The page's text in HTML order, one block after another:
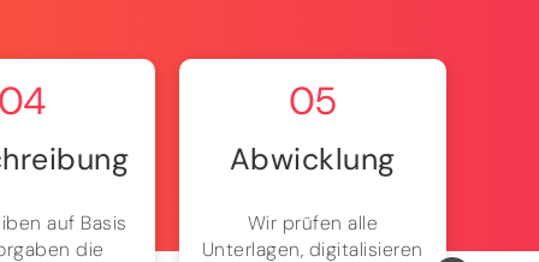
auf Basis
die
05
Abwicklung
Wir prüfen alle
Unterlagen, digitalisieren